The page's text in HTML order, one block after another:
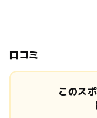
口コミ
このス